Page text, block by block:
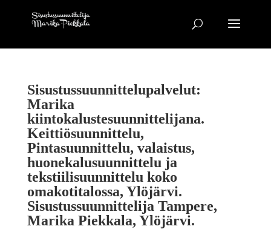
Sisustussuunnittelupalvelut:
Marika
kiintokalustesuunnittelijana.
Keittiösuunnittelu,
Pintasuunnittelu, valaistus,
huonekalusuunnittelu ja
tekstiilisuunnittelu koko
omakotitalossa, Ylöjärvi.
Sisustussuunnittelija Tampere,
Marika Piekkala, Ylöjärvi.